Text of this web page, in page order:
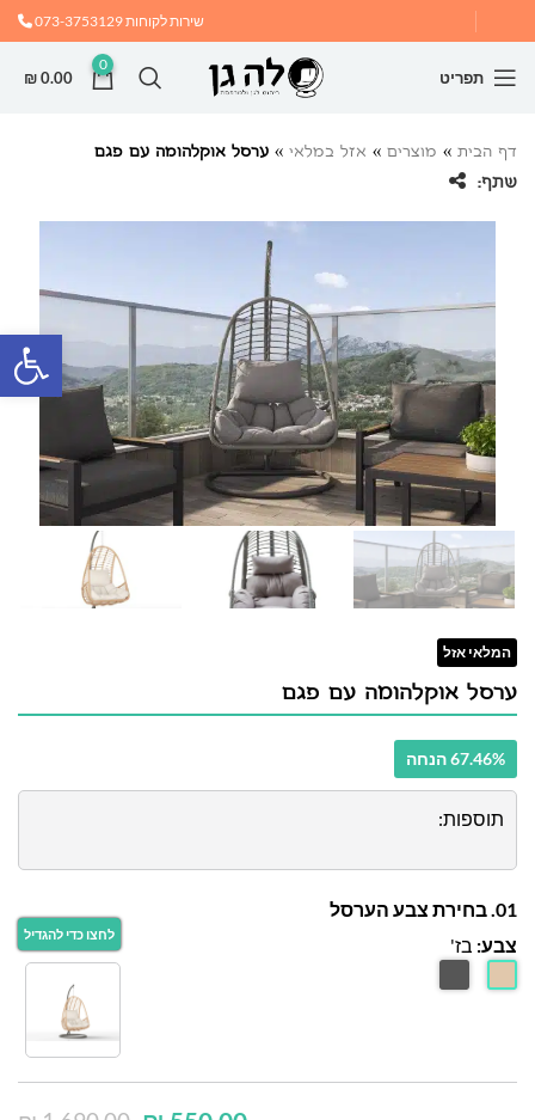
שירות לקוחות073-3753129
תפריט
0
₪0.00
דף הבית » מוצרים » אזל במלאי » ערסל אוקלהומה עם פגם
שתף:
המלאי אזל
ערסל אוקלהומה עם פגם
67.46% הנחה
תוספות:
01. בחירת צבע הערסל
צבע: בז'